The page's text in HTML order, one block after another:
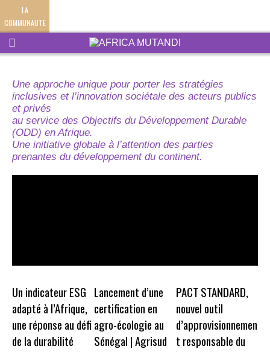
LA
COMMUNAUTE
Une approche unique pour porter les stratégies
inclusives et l’innovation sociétale des acteurs publics
et privés
au service des Objectifs du Développement Durable
(ODD) en Afrique.
Une initiative globale à l’attention des parties
prenantes du développement du continent.
Un indicateur ESG
adapté à l’Afrique,
une réponse au défi
de la durabilité
Lancement d’une
certification en
agro-écologie au
Sénégal | Agrisud
PACT STANDARD,
nouvel outil
d’approvisionnemen
t responsable du